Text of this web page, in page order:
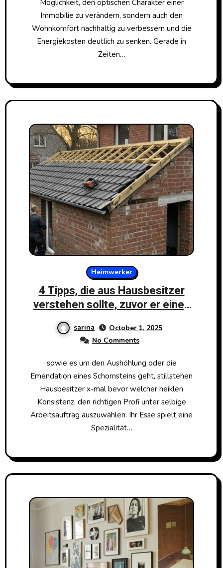
Möglichkeit, den optischen Charakter einer
Immobilie zu verändern, sondern auch den
Wohnkomfort nachhaltig zu verbessern und die
Energiekosten deutlich zu senken. Gerade in
Zeiten…
Heimwerker
4 Tipps, die aus Hausbesitzer
verstehen sollte, zuvor er einen
Schornsteinbauer beauftragt
sarina
October 1, 2025
No Comments
sowie es um den Aushöhlung oder die
Emendation eines Schornsteins geht, stillstehen
Hausbesitzer x-mal bevor welcher heiklen
Konsistenz, den richtigen Profi unter selbige
Arbeitsauftrag auszuwählen. Ihr Esse spielt eine
Spezialität…